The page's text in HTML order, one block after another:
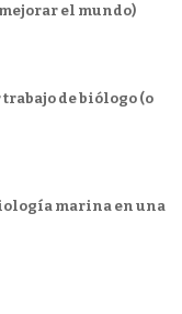
el mundo)
de biólogo (o
marina en una